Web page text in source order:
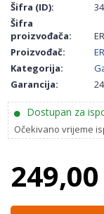
Šifra (ID):
Šifra
proizvođača:
Proizvođač:
Kategorija:
Garancija:
Dostupan za
Očekivano vrijeme
249,00